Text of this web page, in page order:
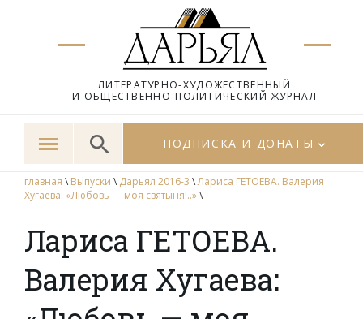
ЛИТЕРАТУРНО-ХУДОЖЕСТВЕННЫЙ
И ОБЩЕСТВЕННО-ПОЛИТИЧЕСКИЙ ЖУРНАЛ
ПОДПИСКА И ДОНАТЫ
главная \ Выпуски \ Дарьял 2016-3 \Лариса ГЕТОЕВА. Валерия
Хугаева: «Любовь — моя святыня!..»\
Лариса ГЕТОЕВА.
Валерия Хугаева: